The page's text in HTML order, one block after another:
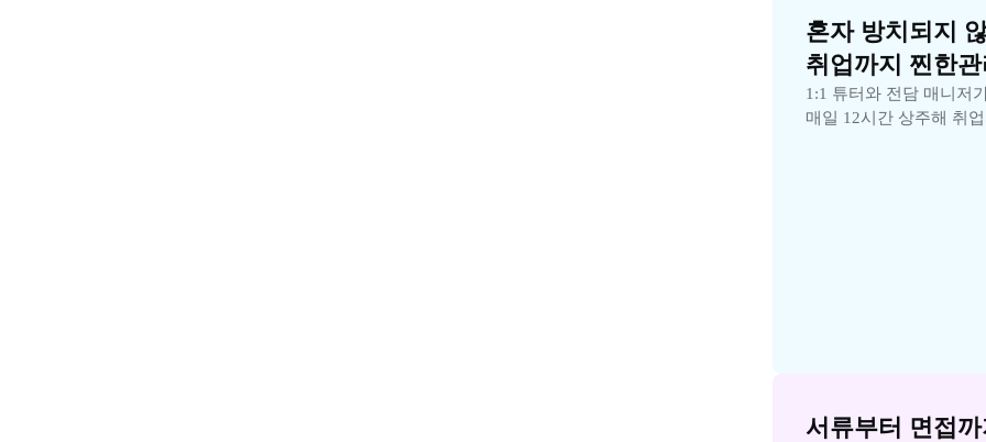
혼자 방치되지
취업까지 찐한
1:1 튜터와 전담 매니저
매일 12시간 상주해 취
서류부터 면접